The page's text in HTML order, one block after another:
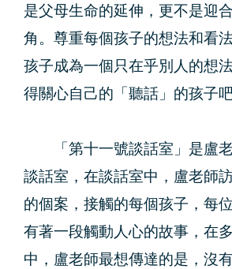
是父母生命的延伸，更不是迎
角。尊重每個孩子的想法和看
孩子成為一個只在乎別人的想
得關心自己的「聽話」的孩子吧
「第十一號談話室」是盧老
談話室，在談話室中，盧老師
的個案，接觸的每個孩子，每
有著一段觸動人心的故事，在
中，盧老師最想傳達的是，沒